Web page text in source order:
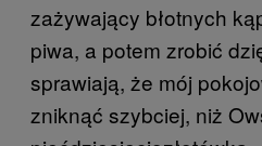
zażywający błotnych
piwa, a potem zrobić
sprawiają, że mój
zniknąć szybciej, niż